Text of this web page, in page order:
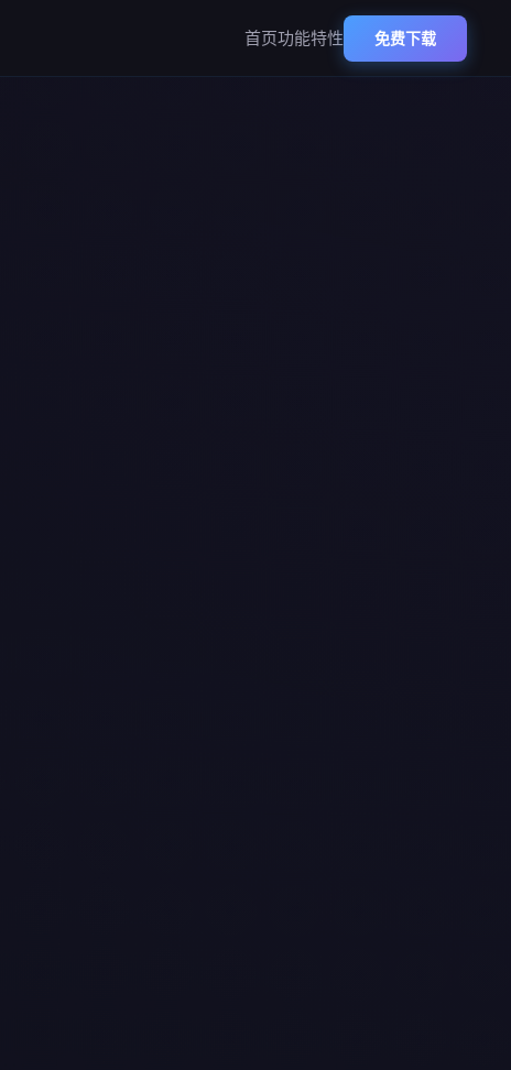
首页功能特性 免费下载